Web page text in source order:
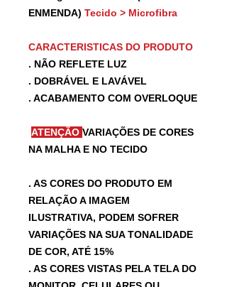
ENMENDA) Tecido > Microfibra
CARACTERISTICAS DO PRODUTO
. NÃO REFLETE LUZ
. DOBRÁVEL E LAVÁVEL
. ACABAMENTO COM OVERLOQUE
ATENÇÃO VARIAÇÕES DE CORES
NA MALHA E NO TECIDO
. AS CORES DO PRODUTO EM
RELAÇÃO A IMAGEM
ILUSTRATIVA, PODEM SOFRER
VARIAÇÕES NA SUA TONALIDADE
DE COR, ATÉ 15%
. AS CORES VISTAS PELA TELA DO